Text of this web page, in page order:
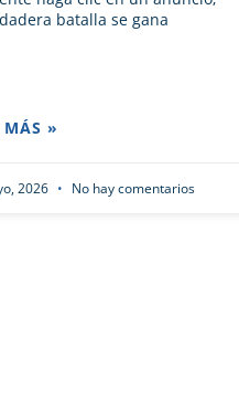
batalla se gana
MÁS »
2026 No hay comentarios